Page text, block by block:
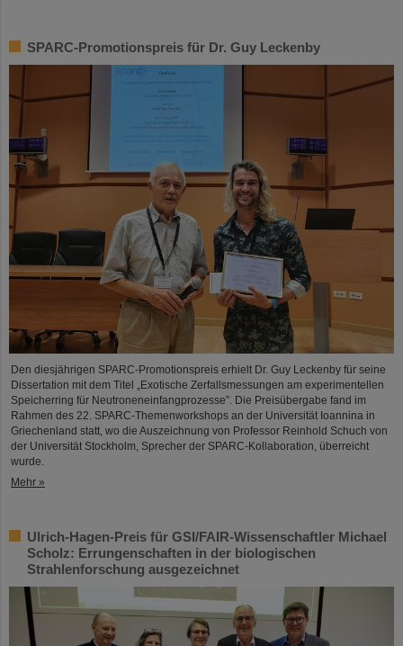
SPARC-Promotionspreis für Dr. Guy Leckenby
Den diesjährigen SPARC-Promotionspreis erhielt Dr. Guy Leckenby für seine
Dissertation mit dem Titel „Exotische Zerfallsmessungen am experimentellen
Speicherring für Neutroneneinfangprozesse”. Die Preisübergabe fand im
Rahmen des 22. SPARC-Themenworkshops an der Universität Ioannina in
Griechenland statt, wo die Auszeichnung von Professor Reinhold Schuch von
der Universität Stockholm, Sprecher der SPARC-Kollaboration, überreicht
wurde.
Mehr »
Ulrich-Hagen-Preis für GSI/FAIR-Wissenschaftler Michael
Scholz: Errungenschaften in der biologischen
Strahlenforschung ausgezeichnet